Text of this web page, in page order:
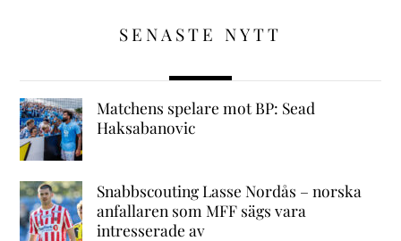
SENASTE NYTT
Matchens spelare mot BP: Sead
Haksabanovic
Snabbscouting Lasse Nordås – norska
anfallaren som MFF sägs vara
intresserade av